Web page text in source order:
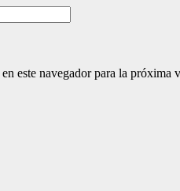
este navegador para la próxima